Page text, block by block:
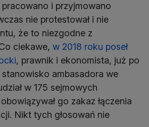
pracowano i przyjmowano
nie protestował i nie
że to niezgodne z
ciekawe, w 2018 roku poseł
, prawnik i ekonomista, już po
stanowisko ambasadora we
w 175 sejmowych
go zakaz łączenia
Nikt tych głosowań nie